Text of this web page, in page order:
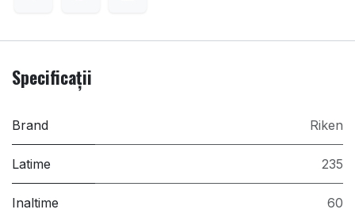
Specificații
Brand Riken
Latime 235
Inaltime 60